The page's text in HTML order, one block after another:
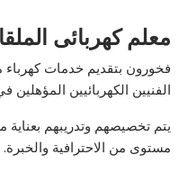
معلم كهربائى الملقا
فخورون بتقديم خدمات
الفنيين الكهربائيين المؤهلين
يتم تخصيصهم وتدريبهم
مستوى من الاحترافية والخبرة.